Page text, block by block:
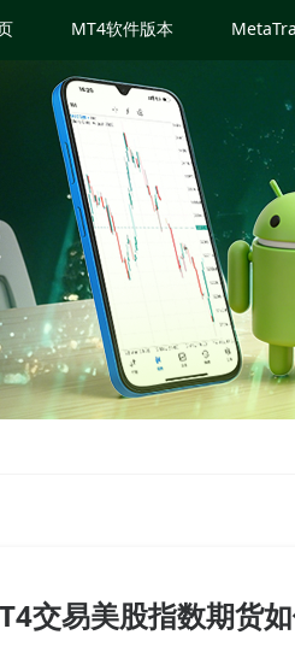
MT4软件版本
交易美股指数期货